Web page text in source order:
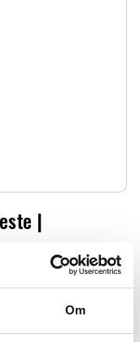
Om
|